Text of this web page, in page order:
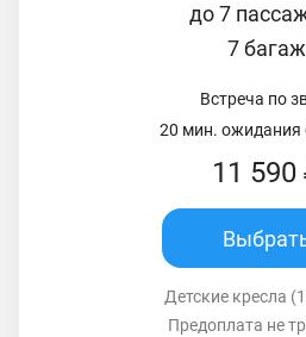
до 7
7
Встреча по
20 мин. ожидания
11 590
Детские кресла
Предоплата не